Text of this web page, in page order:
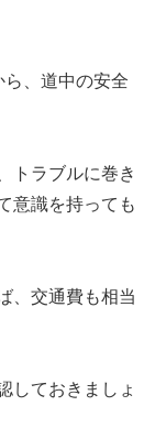
、 道中の安全
トラブルに巻き
意識を持っても
、交通費も相当
しておきましょ